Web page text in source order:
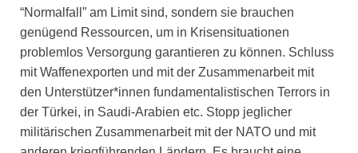
“Normalfall” am Limit sind, sondern sie brauchen
genügend Ressourcen, um in Krisensituationen
problemlos Versorgung garantieren zu können. Schluss
mit Waffenexporten und mit der Zusammenarbeit mit
den Unterstützer*innen fundamentalistischen Terrors in
der Türkei, in Saudi-Arabien etc. Stopp jeglicher
militärischen Zusammenarbeit mit der NATO und mit